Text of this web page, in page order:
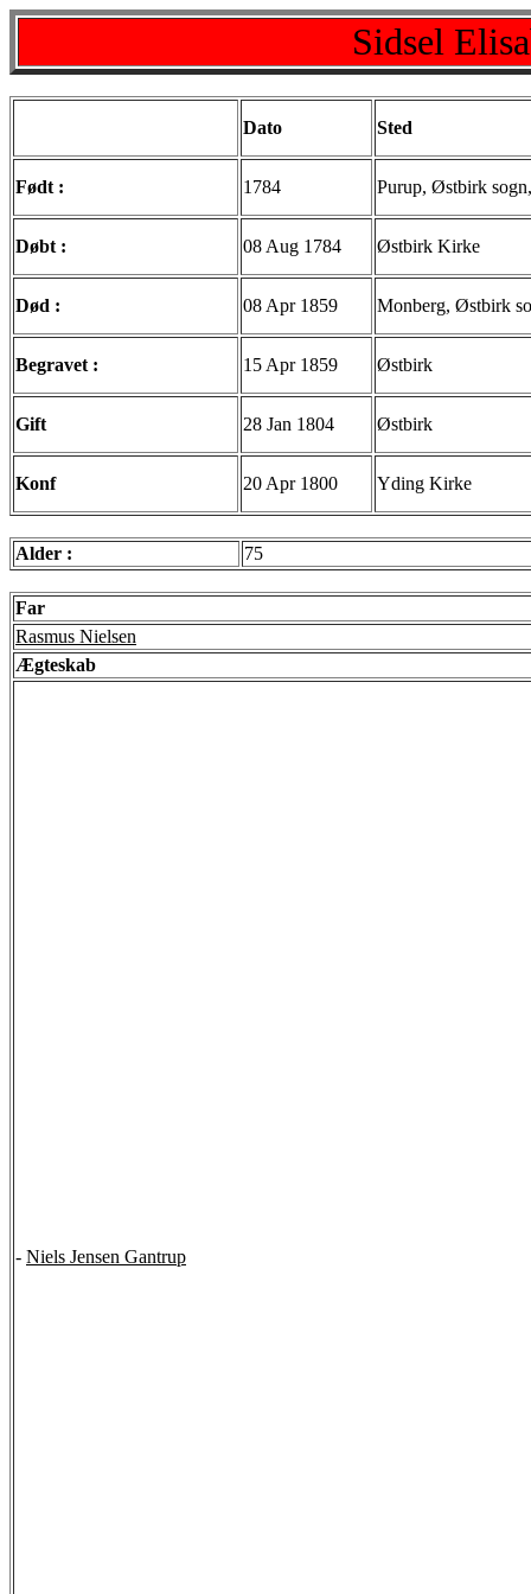
Sidsel
Dato Sted
Født : 1784 Purup, Østbirk
Døbt : 08 Aug 1784 Østbirk Kirke
Død : 08 Apr 1859 Monberg, Østbirk
Begravet : 15 Apr 1859 Østbirk
Gift 28 Jan 1804 Østbirk
Konf 20 Apr 1800 Yding Kirke
Alder : 75
Far
Rasmus Nielsen
Ægteskab
- Niels Jensen Gantrup